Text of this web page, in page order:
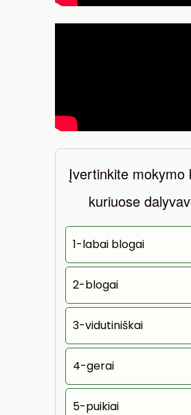
Įvertinkite mokymo
kuriuose
1-labai blogai
2-blogai
3-vidutiniškai
4-gerai
5-puikiai